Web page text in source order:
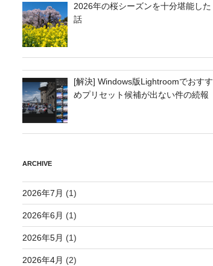
2026年の桜シーズンを十分堪能した
話
[解決] Windows版Lightroomでおすす
めプリセット候補が出ない件の続報
ARCHIVE
2026年7月 (1)
2026年6月 (1)
2026年5月 (1)
2026年4月 (2)